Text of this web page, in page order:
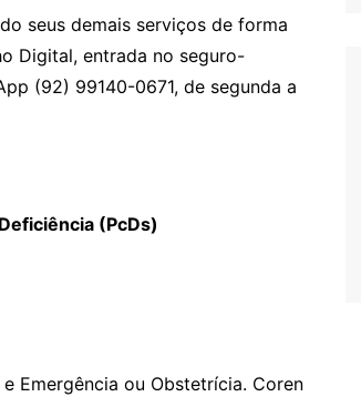
seus demais serviços de forma
Digital, entrada no seguro-
(92) 99140-0671, de segunda a
(PcDs)
Emergência ou Obstetrícia. Coren